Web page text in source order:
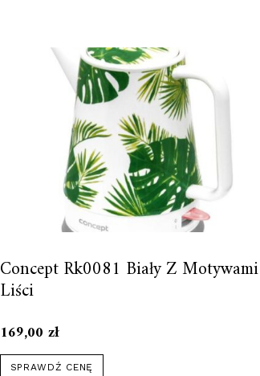
Concept Rk0081 Biały Z Motywami
Liści
169,00 zł
SPRAWDŹ CENĘ